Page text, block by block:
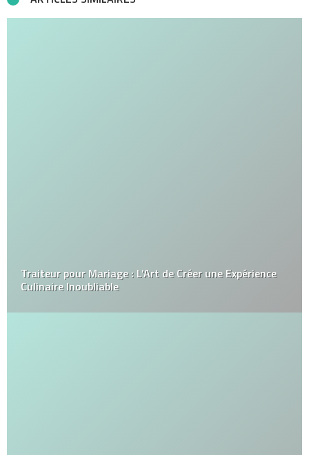
Traiteur pour Mariage : L’Art de Créer une Expérience
Culinaire Inoubliable